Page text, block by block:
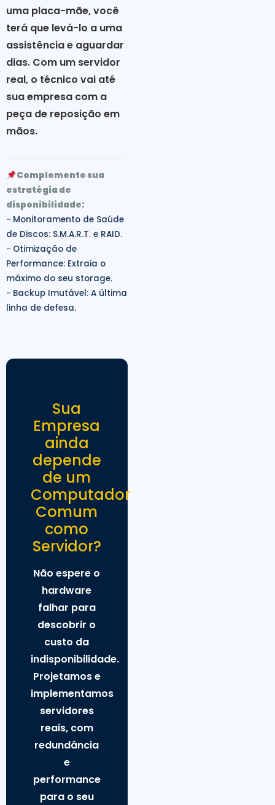
uma placa-mãe, você
terá que levá-lo a uma
assistência e aguardar
dias. Com um servidor
real, o técnico vai até
sua empresa com a
peça de reposição em
mãos.
Complemente sua
estratégia de
disponibilidade:
- Monitoramento de Saúde
de Discos: S.M.A.R.T. e RAID.
- Otimização de
Performance: Extraia o
máximo do seu storage.
- Backup Imutável: A última
linha de defesa.
Sua
Empresa
ainda
depende
de um
Computador
Comum
como
Servidor?
Não espere o
hardware
falhar para
descobrir o
custo da
indisponibilidade.
Projetamos e
implementamos
servidores
reais, com
redundância
e
performance
para o seu